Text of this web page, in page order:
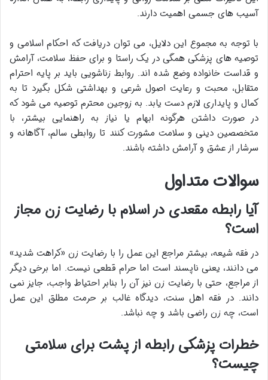
آسیب های جسمی اهمیت دارند.
با توجه به مجموع این دلایل، می توان دریافت که احکام اسلامی و
توصیه های پزشکی همگی در یک راستا و برای حفظ سلامت، آرامش
و قداست خانواده وضع شده اند. روابط زناشویی باید بر پایه احترام
متقابل، محبت و رعایت اصول شرعی و بهداشتی شکل بگیرد تا به
کمال و پایداری لازم دست یابد. به زوجین محترم توصیه می شود که
در صورت داشتن هرگونه ابهام یا نیاز به راهنمایی بیشتر، با
متخصصین دینی و سلامت مشورت کنند تا روابطی سالم، آگاهانه و
سرشار از عشق و آرامش داشته باشند.
سوالات متداول
آیا رابطه مقعدی در اسلام با رضایت زن مجاز
است؟
در فقه شیعه، بیشتر مراجع این عمل را با رضایت زن «کراهت شدید»
می دانند، یعنی ناپسند است اما حرام قطعی نیست. اما برخی دیگر
از مراجع، حتی با رضایت زن نیز آن را بنابر احتیاط واجب، جایز نمی
دانند. در فقه اهل سنت، دیدگاه غالب بر حرمت مطلق این عمل
است، چه زن راضی باشد و چه نباشد.
خطرات پزشکی رابطه از پشت برای سلامتی
چیست؟